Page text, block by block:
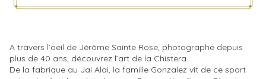
A travers l’oeil de Jérôme Sainte Rose, photographe depuis
plus de 40 ans, découvrez l’art de la Chistera.
De la fabrique au Jai Alai, la famille Gonzalez vit de ce sport